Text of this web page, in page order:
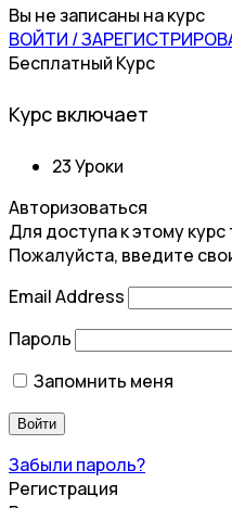
Вы не записаны на курс
ВОЙТИ /
Бесплатный Курс
Курс включает
23 Уроки
Авторизоваться
Для доступа к этому
Пожалуйста, введите
Email Address
Пароль
Запомнить меня
Забыли пароль?
Регистрация